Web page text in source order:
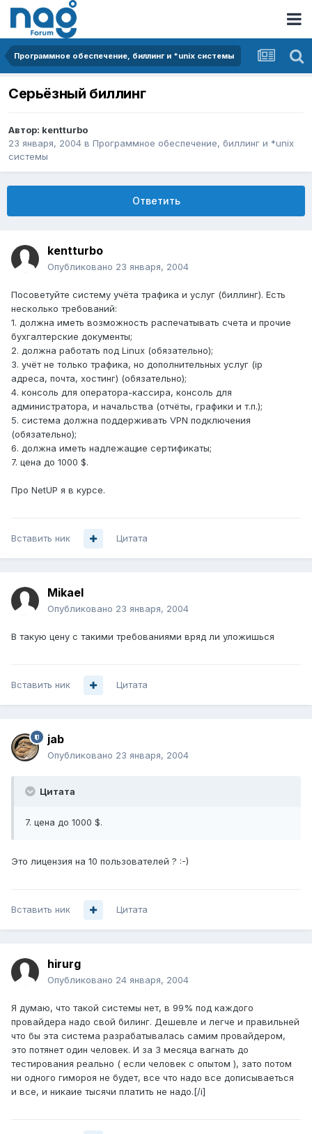
Программное обеспечение, биллинг и *unix системы
Серьёзный биллинг
Автор: kentturbo
23 января, 2004 в Программное обеспечение, биллинг и *unix
системы
Ответить
kentturbo
Опубликовано 23 января, 2004
Посоветуйте систему учёта трафика и услуг (биллинг). Есть
несколько требований:
1. должна иметь возможность распечатывать счета и прочие
бухгалтерские документы;
2. должна работать под Linux (обязательно);
3. учёт не только трафика, но дополнительных услуг (ip
адреса, почта, хостинг) (обязательно);
4. консоль для оператора-кассира, консоль для
администратора, и начальства (отчёты, графики и т.п.);
5. система должна поддерживать VPN подключения
(обязательно);
6. должна иметь надлежащие сертификаты;
7. цена до 1000 $.
Про NetUP я в курсе.
Вставить ник Цитата
Mikael
Опубликовано 23 января, 2004
В такую цену с такими требованиями вряд ли уложишься
Вставить ник Цитата
jab
Опубликовано 23 января, 2004
Цитата
7. цена до 1000 $.
Это лицензия на 10 пользователей ? :-)
Вставить ник Цитата
hirurg
Опубликовано 24 января, 2004
Я думаю, что такой системы нет, в 99% под каждого
провайдера надо свой билинг. Дешевле и легче и правильней
что бы эта система разрабатывалась самим провайдером,
это потянет один человек. И за 3 месяца вагнать до
тестирования реально ( если человек с опытом ), зато потом
ни одного гимороя не будет, все что надо все дописываеться
и все, и никаие тысячи платить не надо.[/i]